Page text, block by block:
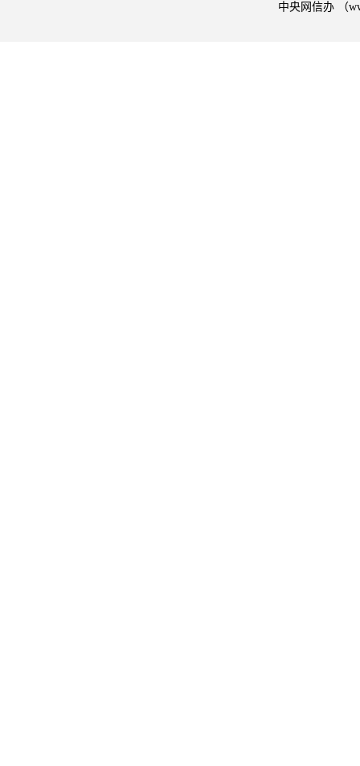
中央网信办 （